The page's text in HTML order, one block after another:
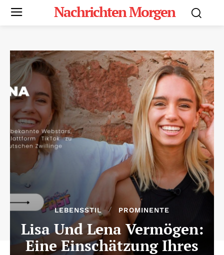
Nachrichten Morgen
LEBENSSTIL PROMINENTE
Lisa Und Lena Vermögen:
Eine Einschätzung Ihres